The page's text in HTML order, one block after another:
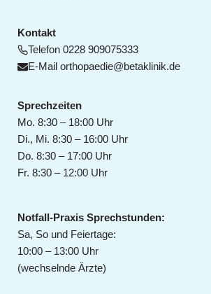
Kontakt
Telefon 0228 909075333
E-Mail orthopaedie@betaklinik.de
Sprechzeiten
Mo. 8:30 – 18:00 Uhr
Di., Mi. 8:30 – 16:00 Uhr
Do. 8:30 – 17:00 Uhr
Fr. 8:30 – 12:00 Uhr
Notfall-Praxis Sprechstunden:
Sa, So und Feiertage:
10:00 – 13:00 Uhr
(wechselnde Ärzte)